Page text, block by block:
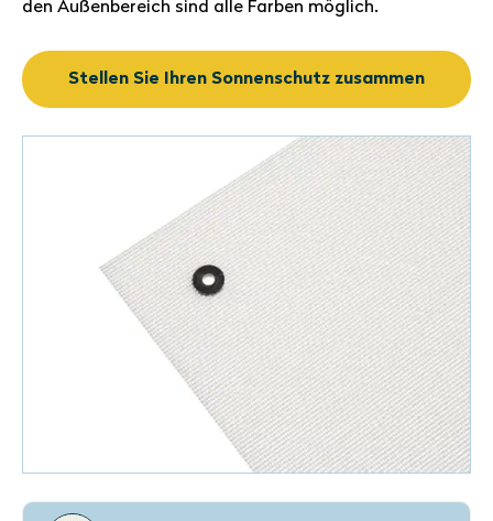
den Außenbereich sind alle Farben möglich.
Stellen Sie Ihren Sonnenschutz zusammen